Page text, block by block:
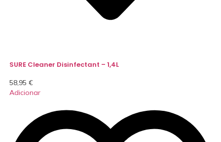
SURE Cleaner Disinfectant – 1,4L
58,95 €
Adicionar